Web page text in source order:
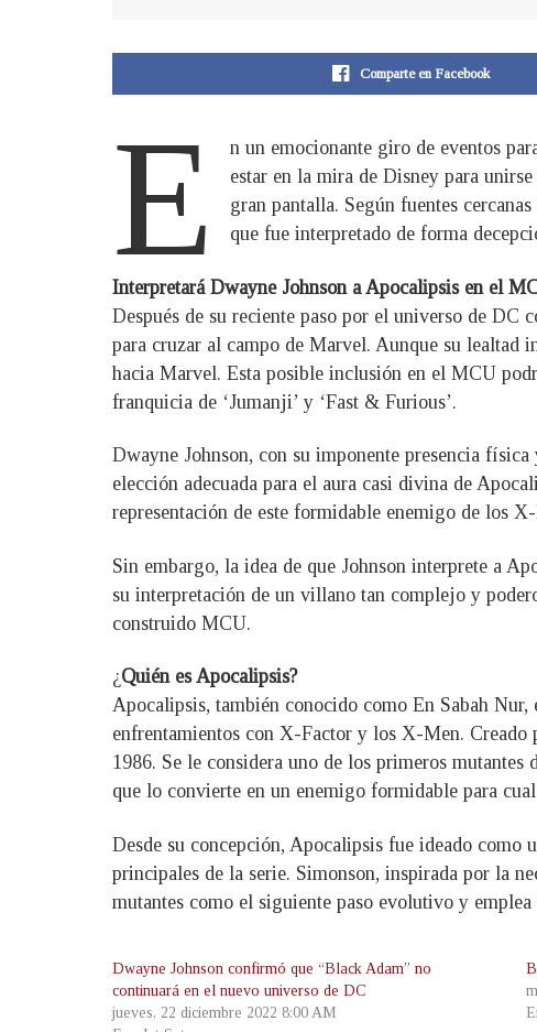
Comparte en Facebook
E
n un emocionante giro de eventos
estar en la mira de Disney para
gran pantalla. Según fuentes
que fue interpretado de forma
Interpretará Dwayne Johnson a Apocalipsis en el
Después de su reciente paso por el universo de DC
para cruzar al campo de Marvel. Aunque su lealtad
hacia Marvel. Esta posible inclusión en el MCU
franquicia de ‘Jumanji’ y ‘Fast & Furious’.
Dwayne Johnson, con su imponente presencia
elección adecuada para el aura casi divina de
representación de este formidable enemigo de los
Sin embargo, la idea de que Johnson interprete a
su interpretación de un villano tan complejo y
construido MCU.
¿Quién es Apocalipsis?
Apocalipsis, también conocido como En Sabah
enfrentamientos con X-Factor y los X-Men.
1986. Se le considera uno de los primeros
que lo convierte en un enemigo formidable para
Desde su concepción, Apocalipsis fue ideado
principales de la serie. Simonson, inspirada por la
mutantes como el siguiente paso evolutivo y
Dwayne Johnson confirmó que “Black Adam” no
continuará en el nuevo universo de DC
jueves, 22 diciembre 2022 8:00 AM